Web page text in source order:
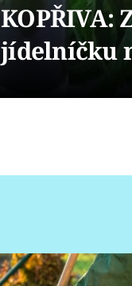
KOPŘIVA:
jídelníčku